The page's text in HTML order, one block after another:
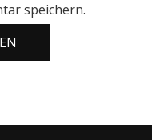
speichern.